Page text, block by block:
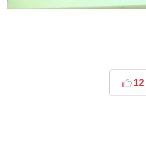
12